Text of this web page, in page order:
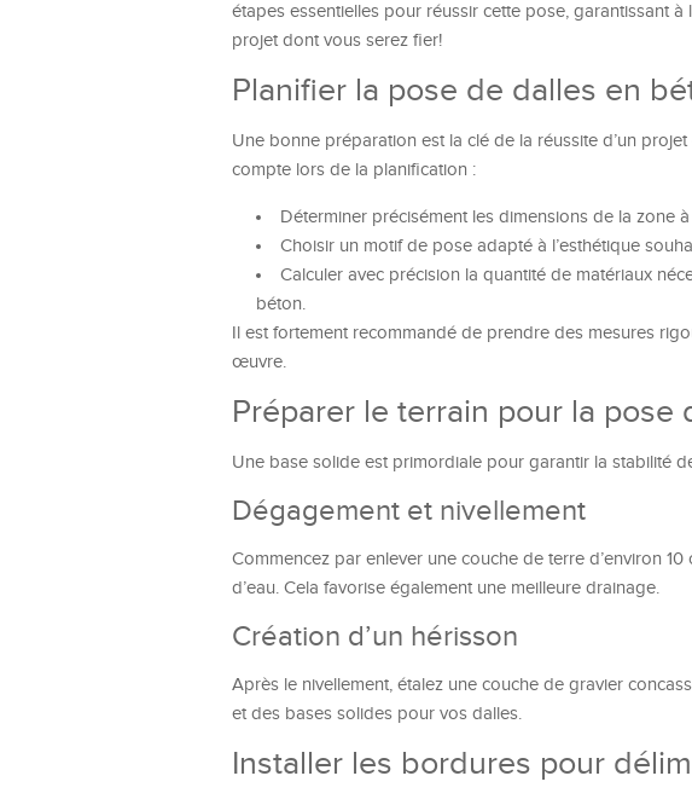
étapes essentielles pour réussir cette pose, garantissant
projet dont vous serez fier!
Planifier la pose de dalles en
Une bonne préparation est la clé de la réussite d’un
compte lors de la planification :
Déterminer précisément les dimensions de la zone
Choisir un motif de pose adapté à l’esthétique
Calculer avec précision la quantité de matériaux
béton.
Il est fortement recommandé de prendre des mesures
œuvre.
Préparer le terrain pour la pose
Une base solide est primordiale pour garantir la stabilité
Dégagement et nivellement
Commencez par enlever une couche de terre d’environ
d’eau. Cela favorise également une meilleure drainage.
Création d’un hérisson
Après le nivellement, étalez une couche de gravier
et des bases solides pour vos dalles.
Installer les bordures pour